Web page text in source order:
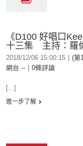
《D100 好唱口
十三集 主持：羅
2018/12/06 15:00:15 (第
網台 --
0條評論
[...]
進一步了解